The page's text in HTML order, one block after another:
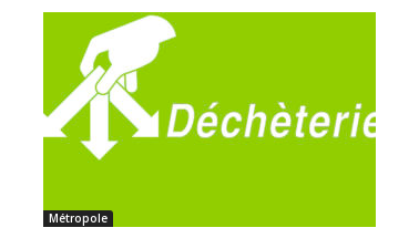
Métropole